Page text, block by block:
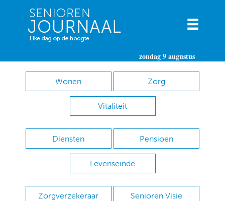
zondag 9 augustus
Wonen Zorg
Vitaliteit
Diensten Pensioen
Levenseinde
Zorgverzekeraar Senioren Visie